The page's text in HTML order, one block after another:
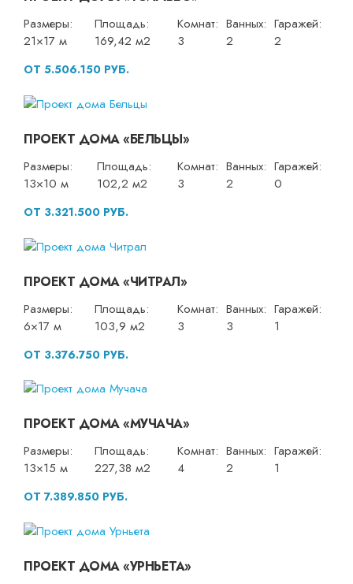
Размеры:
21×17 м
Площадь:
169,42 м2
Комнат:
3
Ванных:
2
Гаражей:
2
ОТ 5.506.150 РУБ.
ПРОЕКТ ДОМА «БЕЛЬЦЫ»
Размеры:
13×10 м
Площадь:
102,2 м2
Комнат:
3
Ванных:
2
Гаражей:
0
ОТ 3.321.500 РУБ.
ПРОЕКТ ДОМА «ЧИТРАЛ»
Размеры:
6×17 м
Площадь:
103,9 м2
Комнат:
3
Ванных:
3
Гаражей:
1
ОТ 3.376.750 РУБ.
ПРОЕКТ ДОМА «МУЧАЧА»
Размеры:
13×15 м
Площадь:
227,38 м2
Комнат:
4
Ванных:
2
Гаражей:
1
ОТ 7.389.850 РУБ.
ПРОЕКТ ДОМА «УРНЬЕТА»